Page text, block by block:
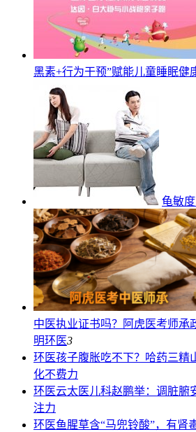
黑素+行为干预”赋能儿童睡眠健
龟敏
中医执业证书吗？阿虎医考师承
明环医3
环医孩子腹胀吃不下？哈药三精
化不费力
环医云太医儿科赵鹏举：调脏腑
注力
环医鱼腥草含“马兜铃酸”，有肾